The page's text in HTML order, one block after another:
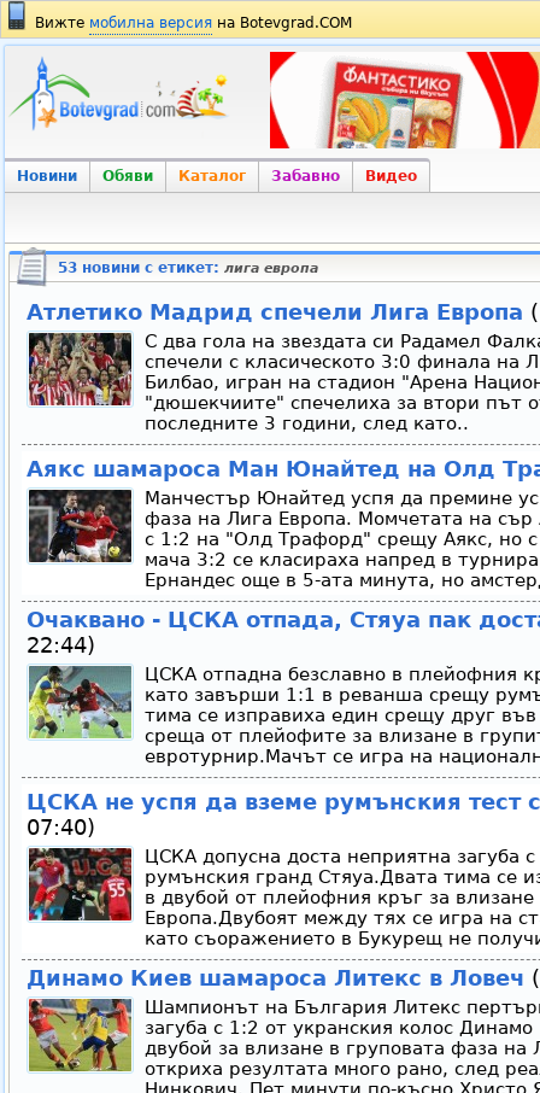
Вижте мобилна версия на Botevgrad.COM
Новини Обяви Каталог Забавно Видео
53 новини с етикет: лига европа
Атлетико Мадрид спечели Лига Европа
С два гола на звездата си Радамел
спечели с класическото 3:0 финала на
Билбао, игран на стадион "Арена
"дюшекчиите" спечелиха за втори път
последните 3 години, след като..
Аякс шамароса Ман Юнайтед на Олд
Манчестър Юнайтед успя да премине
фаза на Лига Европа. Момчетата на
с 1:2 на "Олд Трафорд" срещу Аякс, но
мача 3:2 се класираха напред в
Ернандес още в 5-ата минута, но
Очаквано - ЦСКА отпада, Стяуа пак
22:44)
ЦСКА отпадна безславно в плейофния
като завърши 1:1 в реванша срещу
тима се изправиха един срещу друг
среща от плейофите за влизане в
евротурнир.Мачът се игра на
ЦСКА не успя да вземе румънския тест
07:40)
ЦСКА допусна доста неприятна загуба
румънския гранд Стяуа.Двата тима се
в двубой от плейофния кръг за
Европа.Двубоят между тях се игра на
като съоражението в Букурещ не
Динамо Киев шамароса Литекс в Ловеч
Шампионът на България Литекс
загуба с 1:2 от укранския колос
двубой за влизане в груповата фаза на
откриха резултата много рано, след
Нинкович. Пет минути по-късно Христо